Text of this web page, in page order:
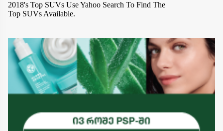
2018's Top SUVs Use Yahoo Search To Find The
Top SUVs Available.